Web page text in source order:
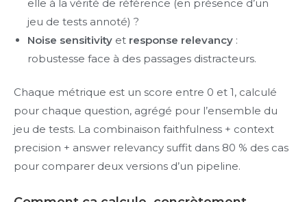
elle à la vérité de référence (en présence d’un
jeu de tests annoté) ?
Noise sensitivity et response relevancy :
robustesse face à des passages distracteurs.
Chaque métrique est un score entre 0 et 1, calculé
pour chaque question, agrégé pour l’ensemble du
jeu de tests. La combinaison faithfulness + context
precision + answer relevancy suffit dans 80 % des cas
pour comparer deux versions d’un pipeline.